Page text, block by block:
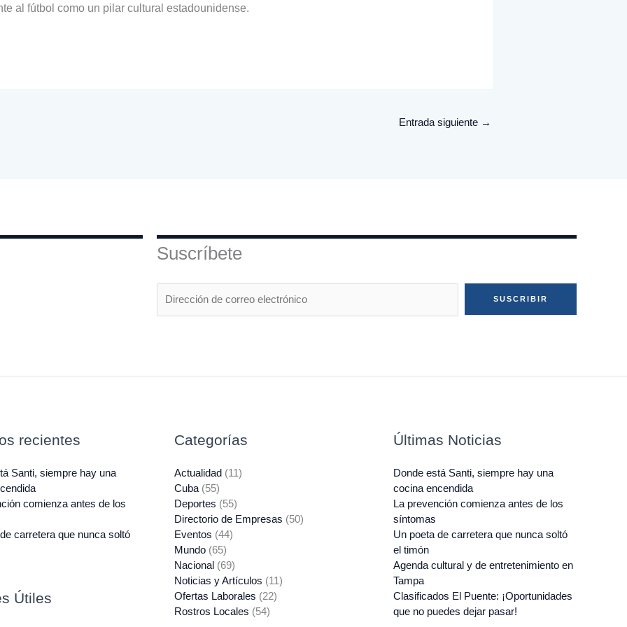
al fútbol como un pilar cultural estadounidense.
Entrada siguiente →
Suscríbete
SUSCRIBIR
recientes
Santi, siempre hay una
comienza antes de los
carretera que nunca soltó
Útiles
Categorías
Actualidad (11)
Cuba (55)
Deportes (55)
Directorio de Empresas (50)
Eventos (44)
Mundo (65)
Nacional (69)
Noticias y Artículos (11)
Ofertas Laborales (22)
Rostros Locales (54)
Últimas Noticias
Donde está Santi, siempre hay una
cocina encendida
La prevención comienza antes de los
síntomas
Un poeta de carretera que nunca soltó
el timón
Agenda cultural y de entretenimiento en
Tampa
Clasificados El Puente: ¡Oportunidades
que no puedes dejar pasar!